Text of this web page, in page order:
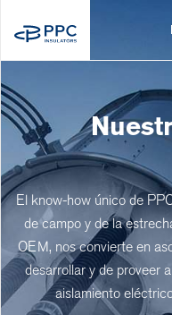
El know-how único de
de campo y de la
OEM, nos convierte en
desarrollar y de proveer
aislamiento